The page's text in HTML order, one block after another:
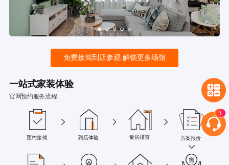
免费接驾到店参观 解锁更多场馆
一站式家装体验
官网预约服务流程
预约接驾 到店体验 量房排雷 方案报价